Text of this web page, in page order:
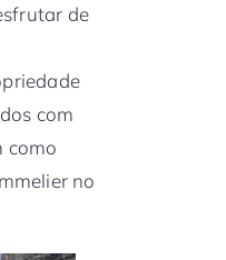
de
com
como
no